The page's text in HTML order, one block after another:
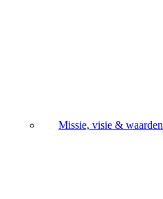
Missie, visie & waarden